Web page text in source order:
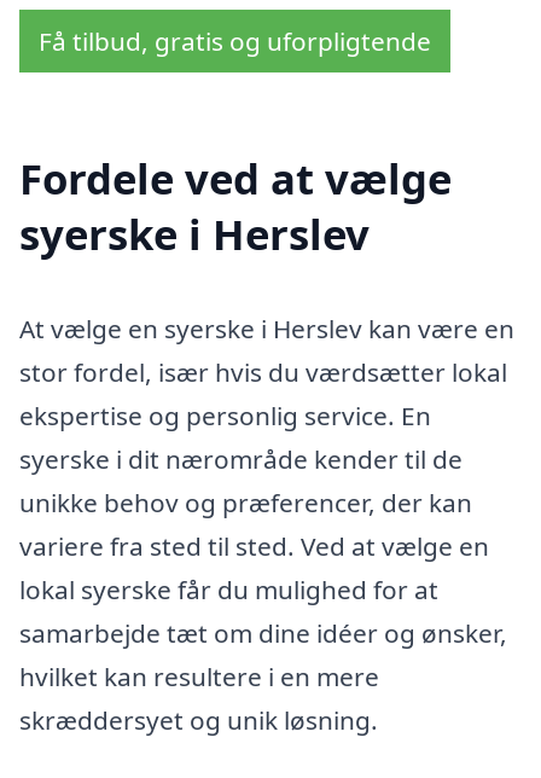
Få tilbud, gratis og uforpligtende
Fordele ved at vælge
syerske i Herslev
At vælge en syerske i Herslev kan være en
stor fordel, især hvis du værdsætter lokal
ekspertise og personlig service. En
syerske i dit nærområde kender til de
unikke behov og præferencer, der kan
variere fra sted til sted. Ved at vælge en
lokal syerske får du mulighed for at
samarbejde tæt om dine idéer og ønsker,
hvilket kan resultere i en mere
skræddersyet og unik løsning.